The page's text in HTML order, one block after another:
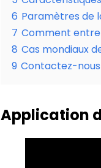
6 Paramètres de
7 Comment
8 Cas mondiaux
9 Contactez-
Application